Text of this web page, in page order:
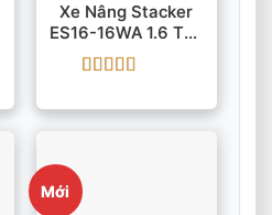
Xe Nâng Stacker
ES16-16WA 1.6 Tấn
5000mm
hạng55 sao
Mới